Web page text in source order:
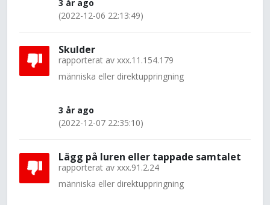
3 år ago
(2022-12-06 22:13:49)
Skulder
rapporterat av xxx.11.154.179
människa eller direktuppringning
3 år ago
(2022-12-07 22:35:10)
Lägg på luren eller tappade samtalet
rapporterat av xxx.91.2.24
människa eller direktuppringning